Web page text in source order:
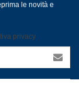
le novità e
privacy